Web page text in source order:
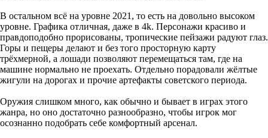
В остальном всё на уровне 2021, то есть на довольно высоком
уровне. Графика отличная, даже в 4k. Персонажи красиво и
правдоподобно прорисованы, тропические пейзажи радуют глаз.
Горы и пещеры делают и без того просторную карту
трёхмерной, а лошади позволяют перемещаться там, где на
машине нормально не проехать. Отдельно порадовали жёлтые
жигули на дорогах и прочие артефакты советского периода.
Оружия слишком много, как обычно и бывает в играх этого
жанра, но оно достаточно разнообразно, чтобы игрок мог
осознанно подобрать себе комфортный арсенал.